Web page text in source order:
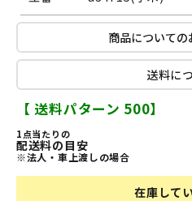
商品についての
送料に
【 送料パターン 500】
1点当たりの
配送料の目安
※法人・車上渡しの場合
在庫して